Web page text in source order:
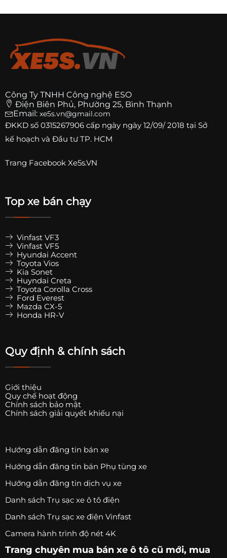
Công Ty TNHH Công nghệ ESO
Điện Biên Phủ, Phường 25, Bình Thạnh
Email: xe5s.vn@gmail.com
ĐKKD số 0315267906 cấp ngày ngày 12/09/ 2018 tại Sở
kế hoạch và Đầu tư TP. HCM
Trang Facebook Xe5s.VN
Top xe bán chạy
Vinfast VF3
Vinfast VF5
Hyundai Accent
Toyota Vios
Kia Sonet
Huyndai Creta
Toyota Corolla Cross
Ford Everest
Mazda CX-5
Honda HR-V
Quy định & chính sách
Giới thiệu
Quy chế hoạt động
Chính sách bảo mật
Chính sách giải quyết khiếu nại
Hướng dẫn đăng tin bán xe
Hướng dẫn đăng tin bán Phụ tùng xe
Hướng dẫn đăng tin dịch vụ xe
Danh sách Trụ sạc xe ô tô điện
Danh sách Trụ sạc xe điện Vinfast
Camera hành trình độ nét 4K
Trang chuyên mua bán xe ô tô cũ mới, mua